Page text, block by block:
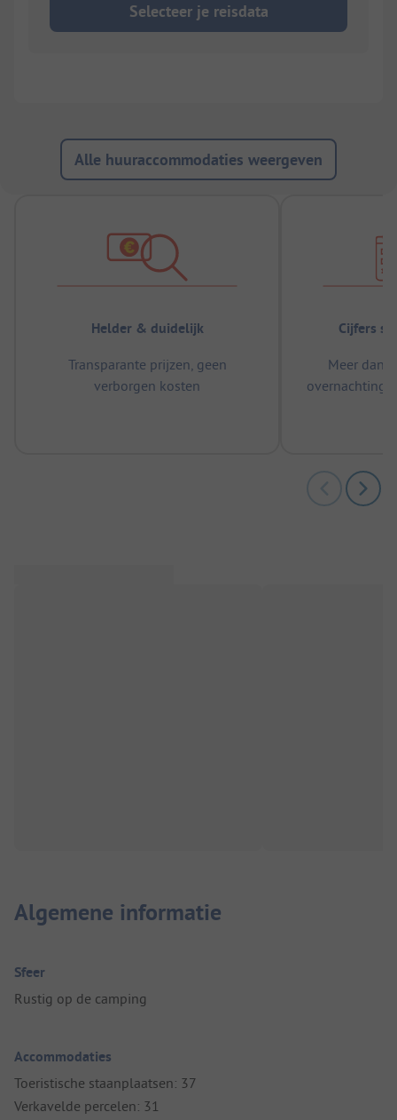
Selecteer je reisdata
Alle huuraccommodaties weergeven
Helder & duidelijk
Transparante prijzen, geen
verborgen kosten
Cijfers
Meer dan
Algemene informatie
Sfeer
Rustig op de camping
Accommodaties
Toeristische staanplaatsen: 37
Verkavelde percelen: 31